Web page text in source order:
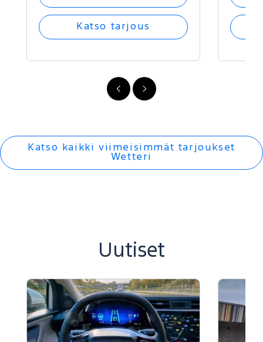
FI
-
FI
-
Katso tarjous
Katso kaikki viimeisimmät tarjoukset
Wetteri
Uutiset